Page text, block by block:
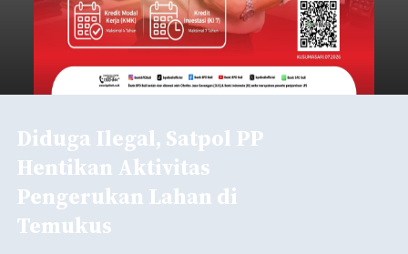
Diduga Ilegal, Satpol PP
Hentikan Aktivitas
Pengerukan Lahan di
Temukus